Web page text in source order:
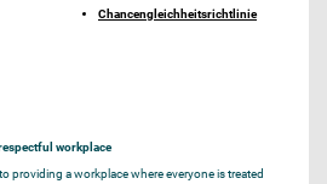
Chancengleichheitsrichtlinie
workplace
providing a workplace where everyone is treated